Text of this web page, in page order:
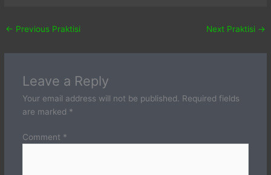
← Previous Praktisi Next Praktisi →
Leave a Reply
Your email address will not be published.
Required fields
are marked *
Comment *